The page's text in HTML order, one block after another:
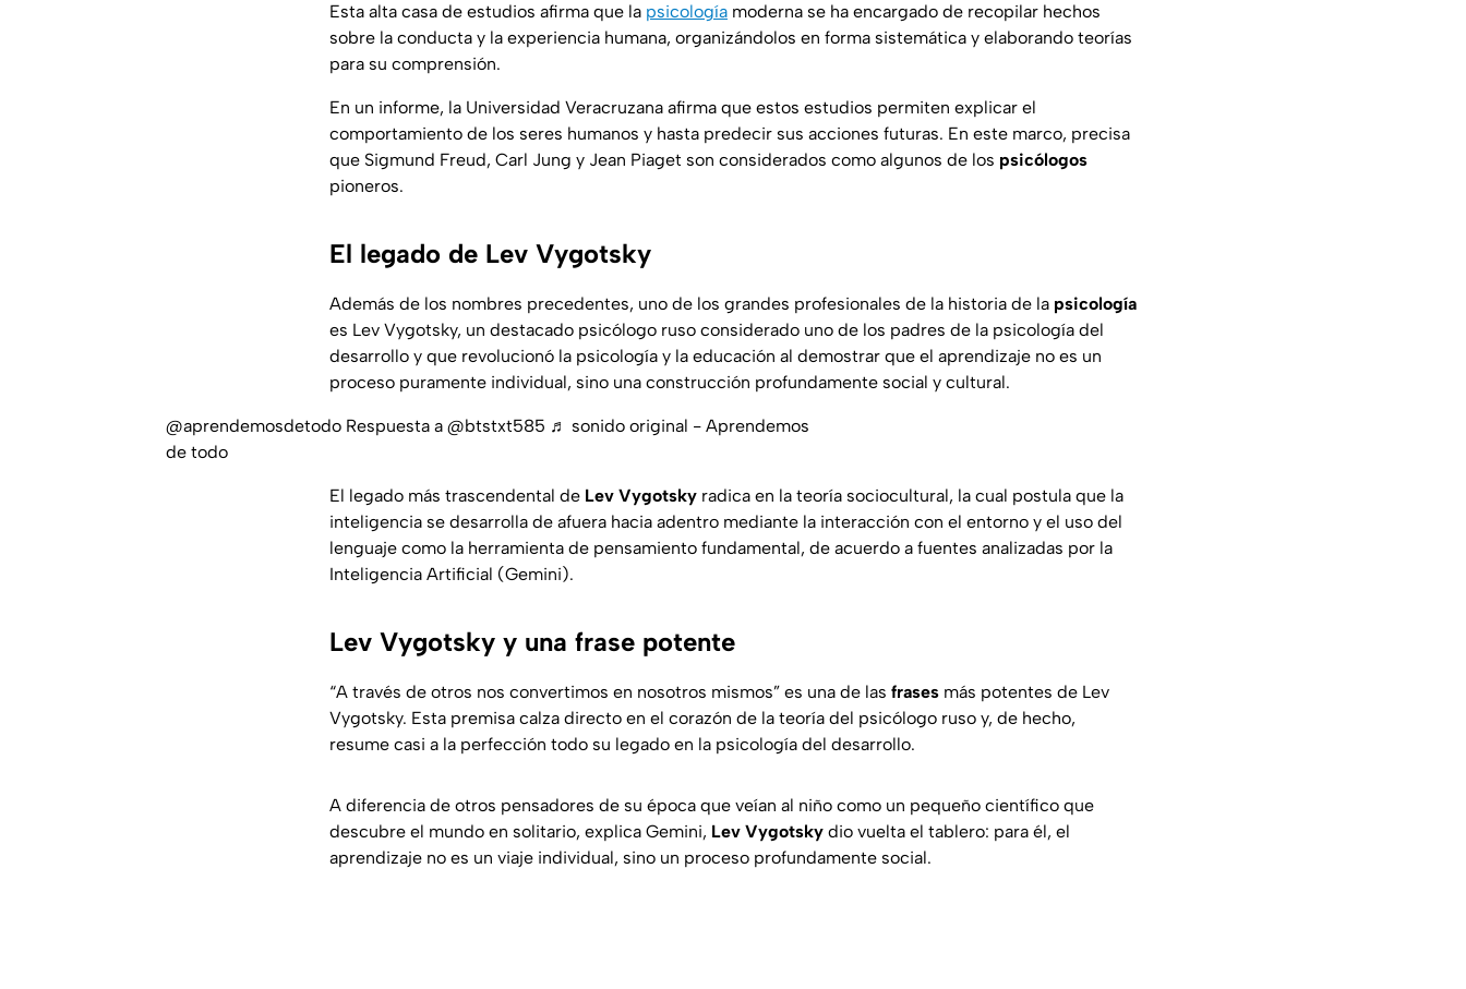
Esta alta casa de estudios afirma que la psicología moderna se ha encargado de recopilar hechos
sobre la conducta y la experiencia humana, organizándolos en forma sistemática y elaborando teorías
para su comprensión.
En un informe, la Universidad Veracruzana afirma que estos estudios permiten explicar el
comportamiento de los seres humanos y hasta predecir sus acciones futuras. En este marco, precisa
que Sigmund Freud, Carl Jung y Jean Piaget son considerados como algunos de los psicólogos
pioneros.
El legado de Lev Vygotsky
Además de los nombres precedentes, uno de los grandes profesionales de la historia de la psicología
es Lev Vygotsky, un destacado psicólogo ruso considerado uno de los padres de la psicología del
desarrollo y que revolucionó la psicología y la educación al demostrar que el aprendizaje no es un
proceso puramente individual, sino una construcción profundamente social y cultural.
@aprendemosdetodo Respuesta a @btstxt585 ♬ sonido original - Aprendemos
de todo
El legado más trascendental de Lev Vygotsky radica en la teoría sociocultural, la cual postula que la
inteligencia se desarrolla de afuera hacia adentro mediante la interacción con el entorno y el uso del
lenguaje como la herramienta de pensamiento fundamental, de acuerdo a fuentes analizadas por la
Inteligencia Artificial (Gemini).
Lev Vygotsky y una frase potente
“A través de otros nos convertimos en nosotros mismos” es una de las frases más potentes de Lev
Vygotsky. Esta premisa calza directo en el corazón de la teoría del psicólogo ruso y, de hecho,
resume casi a la perfección todo su legado en la psicología del desarrollo.
A diferencia de otros pensadores de su época que veían al niño como un pequeño científico que
descubre el mundo en solitario, explica Gemini, Lev Vygotsky dio vuelta el tablero: para él, el
aprendizaje no es un viaje individual, sino un proceso profundamente social.